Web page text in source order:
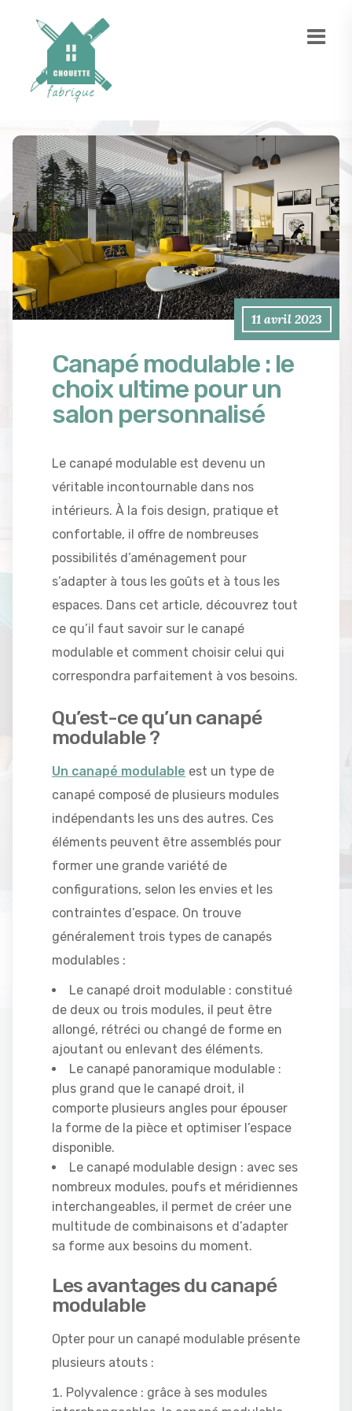
11 avril 2023
Canapé modulable : le
choix ultime pour un
salon personnalisé
Le canapé modulable est devenu un
véritable incontournable dans nos
intérieurs. À la fois design, pratique et
confortable, il offre de nombreuses
possibilités d’aménagement pour
s’adapter à tous les goûts et à tous les
espaces. Dans cet article, découvrez tout
ce qu’il faut savoir sur le canapé
modulable et comment choisir celui qui
correspondra parfaitement à vos besoins.
Qu’est-ce qu’un canapé
modulable ?
Un canapé modulable est un type de
canapé composé de plusieurs modules
indépendants les uns des autres. Ces
éléments peuvent être assemblés pour
former une grande variété de
configurations, selon les envies et les
contraintes d’espace. On trouve
généralement trois types de canapés
modulables :
Le canapé droit modulable : constitué
de deux ou trois modules, il peut être
allongé, rétréci ou changé de forme en
ajoutant ou enlevant des éléments.
Le canapé panoramique modulable :
plus grand que le canapé droit, il
comporte plusieurs angles pour épouser
la forme de la pièce et optimiser l’espace
disponible.
Le canapé modulable design : avec ses
nombreux modules, poufs et méridiennes
interchangeables, il permet de créer une
multitude de combinaisons et d’adapter
sa forme aux besoins du moment.
Les avantages du canapé
modulable
Opter pour un canapé modulable présente
plusieurs atouts :
Polyvalence : grâce à ses modules